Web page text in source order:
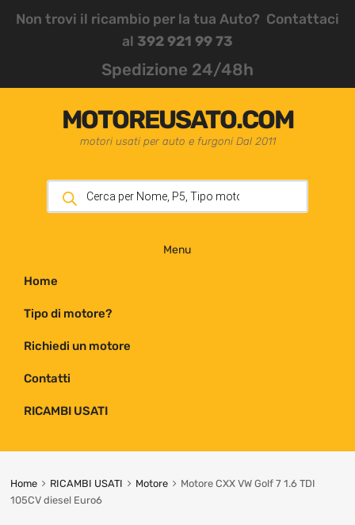
Non trovi il ricambio per la tua Auto? Contattaci
al 392 921 99 73
Spedizione 24/48h
MOTOREUSATO.COM
motori usati per auto e furgoni Dal 2011
Menu
Home
Tipo di motore?
Richiedi un motore
Contatti
RICAMBI USATI
Home RICAMBI USATI Motore
Motore CXX VW Golf 7 1.6 TDI
105CV diesel Euro6